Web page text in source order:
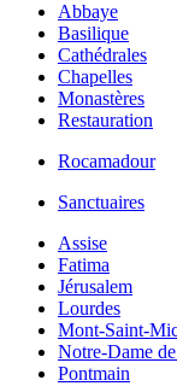
Abbaye
Basilique
Cathédrales
Chapelles
Monastères
Restauration
Rocamadour
Sanctuaires
Assise
Fatima
Jérusalem
Lourdes
Mont-Saint-
Notre-Dame
Pontmain